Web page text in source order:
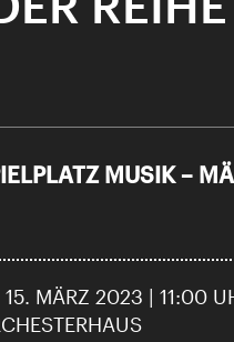
MUSIK –
15. MÄRZ 2023 | 11:00
City Lights
Jahrgang 1998
Stiftung